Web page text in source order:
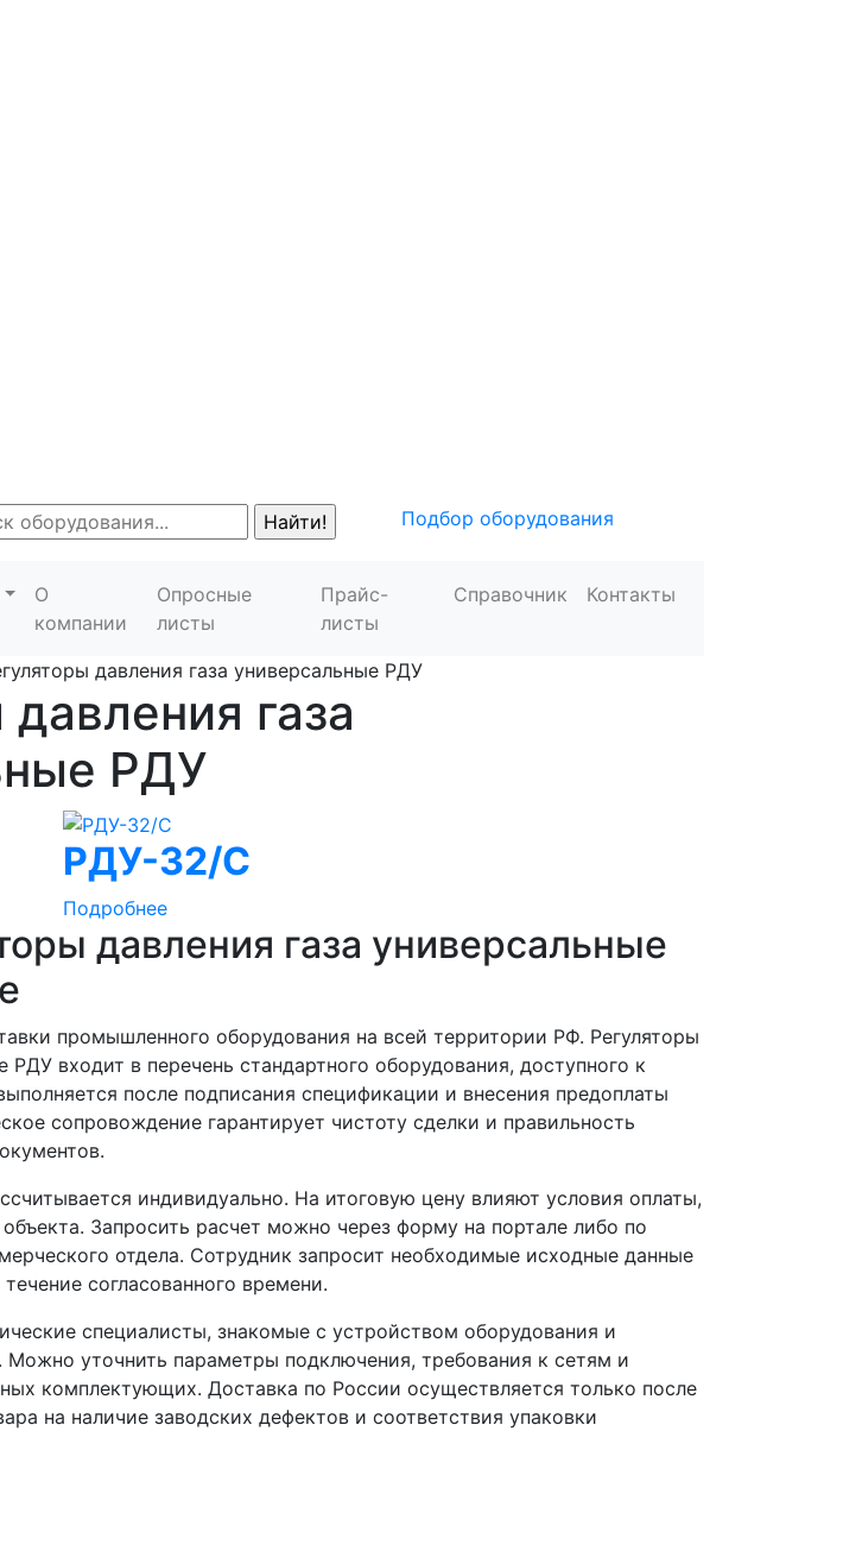
Подбор оборудования
О
компании
Опросные
листы
Прайс-
листы
Справочник Контакты
давления газа универсальные РДУ
газа
РДУ
РДУ-32/С
Подробнее
давления газа универсальные
промышленного оборудования на всей территории РФ. Регуляторы
РДУ входит в перечень стандартного оборудования, доступного к
после подписания спецификации и внесения предоплаты
сопровождение гарантирует чистоту сделки и правильность
индивидуально. На итоговую цену влияют условия оплаты,
Запросить расчет можно через форму на портале либо по
отдела. Сотрудник запросит необходимые исходные данные
согласованного времени.
специалисты, знакомые с устройством оборудования и
уточнить параметры подключения, требования к сетям и
комплектующих. Доставка по России осуществляется только после
на наличие заводских дефектов и соответствия упаковки